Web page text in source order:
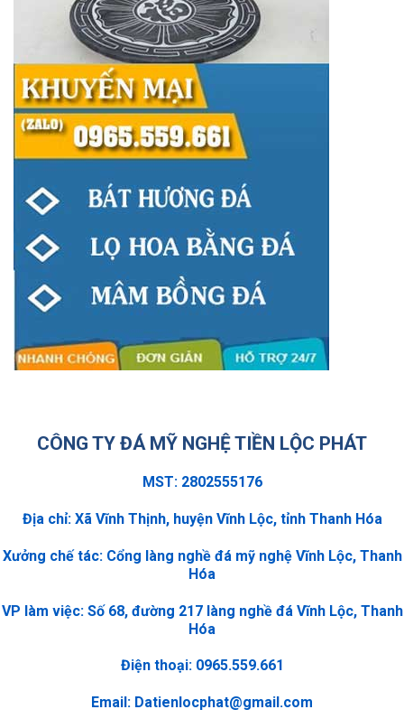
CÔNG TY ĐÁ MỸ NGHỆ TIỀN LỘC PHÁT
MST: 2802555176
Địa chỉ: Xã Vĩnh Thịnh, huyện Vĩnh Lộc, tỉnh Thanh Hóa
Xưởng chế tác: Cổng làng nghề đá mỹ nghệ Vĩnh Lộc, Thanh
Hóa
VP làm việc: Số 68, đường 217 làng nghề đá Vĩnh Lộc, Thanh
Hóa
Điện thoại: 0965.559.661
Email: Datienlocphat@gmail.com